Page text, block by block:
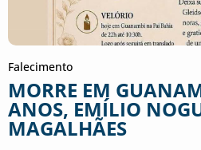
Falecimento
MORRE EM
ANOS, EMÍLIO
MAGALHÃES